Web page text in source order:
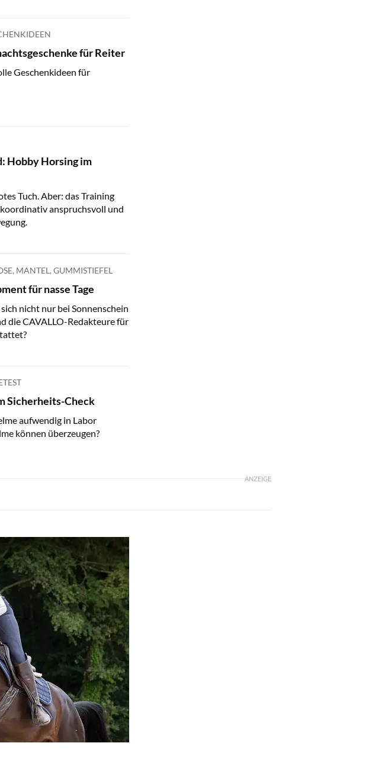
für Reiter
Geschenkideen für
Horsing im
Tuch. Aber: das Training
anspruchsvoll und
MANTEL, GUMMISTIEFEL
für nasse Tage
nicht nur bei Sonnenschein
die CAVALLO-Redakteure für
Sicherheits-Check
aufwendig in Labor
können überzeugen?
ANZEIGE